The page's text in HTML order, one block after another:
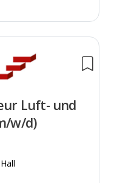
Luft- und
w/d)